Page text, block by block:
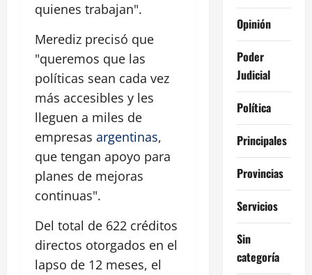
quienes trabajan".
Merediz precisó que
"queremos que las
políticas sean cada vez
más accesibles y les
lleguen a miles de
empresas argentinas,
que tengan apoyo para
planes de mejoras
continuas".
Del total de 622 créditos
directos otorgados en el
lapso de 12 meses, el
Opinión
Poder
Judicial
Política
Principales
Provincias
Servicios
Sin
categoría